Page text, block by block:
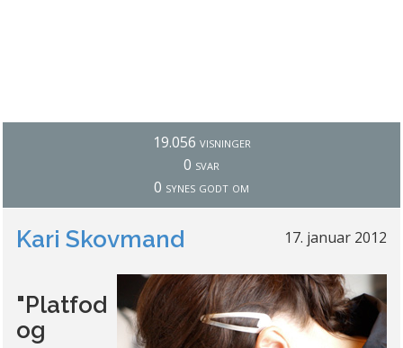
19.056 visninger
0 svar
0 synes godt om
17. januar 2012
Kari Skovmand
"Platfod
og